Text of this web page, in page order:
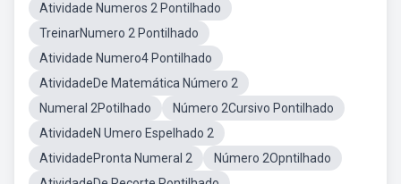
Atividade Numeros 2 Pontilhado
TreinarNumero 2 Pontilhado
Atividade Numero4 Pontilhado
AtividadeDe Matemática Número 2
Numeral 2Potilhado
Número 2Cursivo Pontilhado
AtividadeN Umero Espelhado 2
AtividadePronta Numeral 2
Número 2Opntilhado